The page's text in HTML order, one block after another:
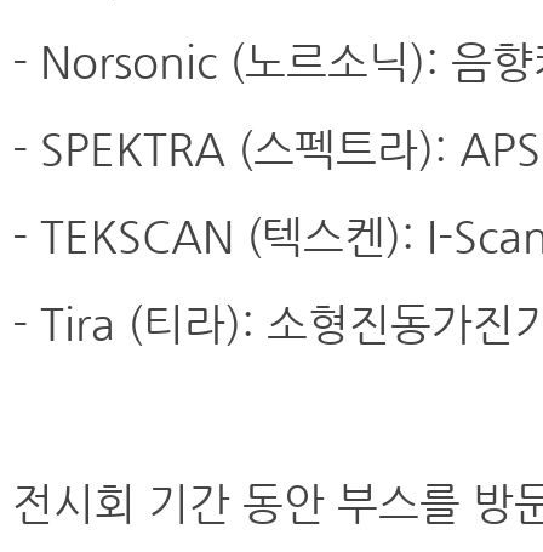
- Norsonic (노르소닉): 음
- SPEKTRA (스펙트라):
- TEKSCAN (텍스켄): I-
- Tira (티라): 소형진동가진
전시회 기간 동안 부스를 방